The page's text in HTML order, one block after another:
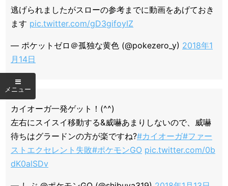
逃げられましたがスローの参考までに動画をあげておき
ます pic.twitter.com/gD3gifoyIZ
— ポケットゼロ＠孤独な黄色 (@pokezero_y) 2018年1
月14日
カイオーガ一発ゲット！(^^)
左右にスイスイ移動する&威嚇あまりしないので、威嚇
待ちはグラードンの方が楽ですね?#カイオーガ#ファー
ストエクセレント失敗#ポケモンGO pic.twitter.com/0b
dK0alSDv